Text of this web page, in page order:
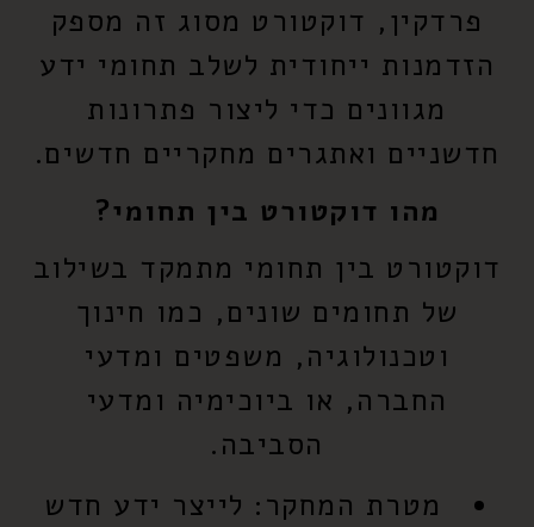
פרדקין, דוקטורט מסוג זה מספק
הזדמנות ייחודית לשלב תחומי ידע
מגוונים כדי ליצור פתרונות
חדשניים ואתגרים מחקריים חדשים.
מהו דוקטורט בין תחומי?
דוקטורט בין תחומי מתמקד בשילוב
של תחומים שונים, כמו חינוך
וטכנולוגיה, משפטים ומדעי
החברה, או ביוכימיה ומדעי
הסביבה.
מטרת המחקר: לייצר ידע חדש